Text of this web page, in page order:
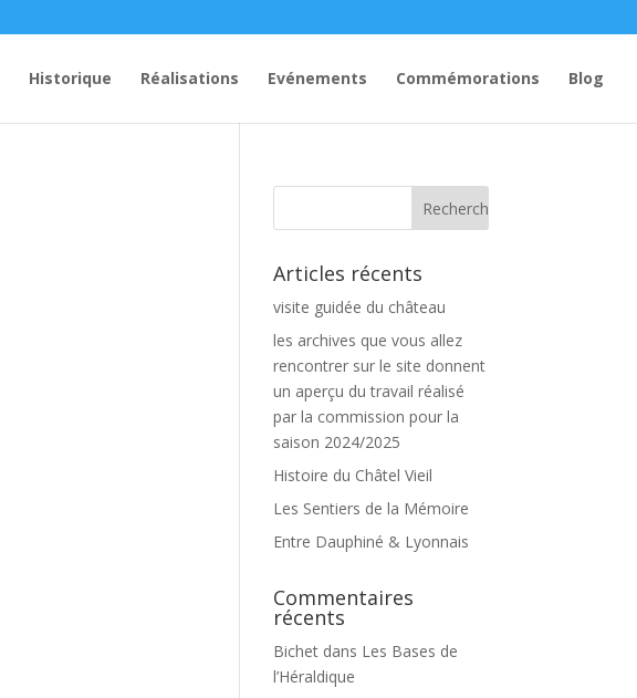
Historique Réalisations Evénements Commémorations Blog
Articles récents
visite guidée du château
les archives que vous allez
rencontrer sur le site donnent
un aperçu du travail réalisé
par la commission pour la
saison 2024/2025
Histoire du Châtel Vieil
Les Sentiers de la Mémoire
Entre Dauphiné & Lyonnais
Commentaires
récents
Bichet dans Les Bases de
l’Héraldique